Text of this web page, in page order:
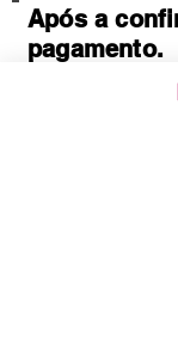
Após a
pagamento.
Baixe
pedido